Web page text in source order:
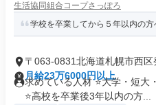
生活協同組合コープさっぽろ
学校を卒業してから５年以内の
〒063-0831北海道札幌市西区
月給23万6000円以上
求めている人材 ⭐大学・短大
⭐高校を卒業後3年以内の方...